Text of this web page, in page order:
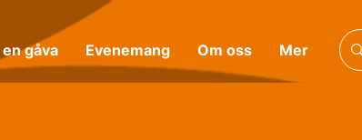
en gåva Evenemang Om oss Mer